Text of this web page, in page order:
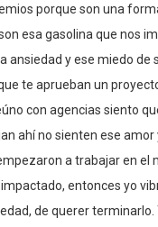
porque son una
esa gasolina que nos
ansiedad y ese miedo de
te aprueban un
con agencias siento
ahí no sienten ese amor
a trabajar en el
entonces yo
de querer terminarlo.